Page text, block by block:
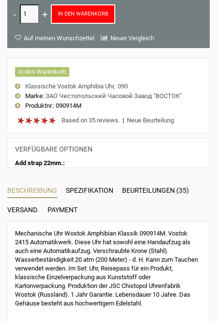
IN DEN WARENKORB
Auf meinen Wunschzettel Neuer Vergleich
In den Warenkorb
Klassische Vostok Amphibia Uhr 090
Marke: ЗАО Чистопольский Часовой Завод "ВОСТОК"
Produktnr.: 090914M
Based on 35 reviews. | Neue Beurteilung
VERFÜGBARE OPTIONEN
Add strap 22mm.:
BESCHREIBUNG SPEZIFIKATION BEURTEILUNGEN (35)
VERSAND. PAYMENT
Mechanische Uhr Wostok Amphibian Klassik 090914M. Vostok
2415 Automatikwerk. Diese Uhr hat sowohl eine Handaufzug als
auch eine Automatikaufzug. Verschraubte Krone (Stahl).
Wasserbeständigkeit 20 atm (200 Meter) - d. H. Kann zum Tauchen
verwendet werden. Im Set: Uhr, Reisepass für ein Produkt,
klassische Einzelverpackung aus Kunststoff oder
Kartonverpackung. Produktion der JSC Chistopol Uhrenfabrik
Wostok (Russland). 1 Jahr Garantie. Lebensdauer 10 Jahre. Das
Gehäuse besteht aus hochwertigem Edelstahl.